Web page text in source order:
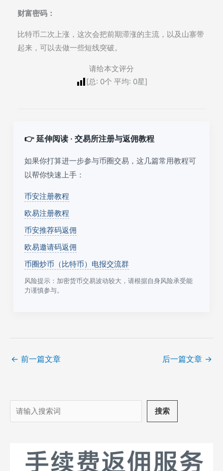
财富密码：
比特币二次上涨，这次会把前期滞涨的主流，以及山寨带
起来，可以去做一些短线突破。
请给本文评分
[总: 0个 平均: 0星]
👉 延伸阅读 · 交易所注册与返佣教程
如果你打算进一步参与币圈交易，这几篇常用教程可
以帮你快速上手：
币安注册教程
欧易注册教程
币安推荐码返佣
欧易邀请码返佣
币圈炒币（比特币）电报交流群
风险提示：加密货币交易波动较大，请根据自身风险承受能
力谨慎参与。
← 前一篇文章 后一篇文章 →
搜
索
搜索